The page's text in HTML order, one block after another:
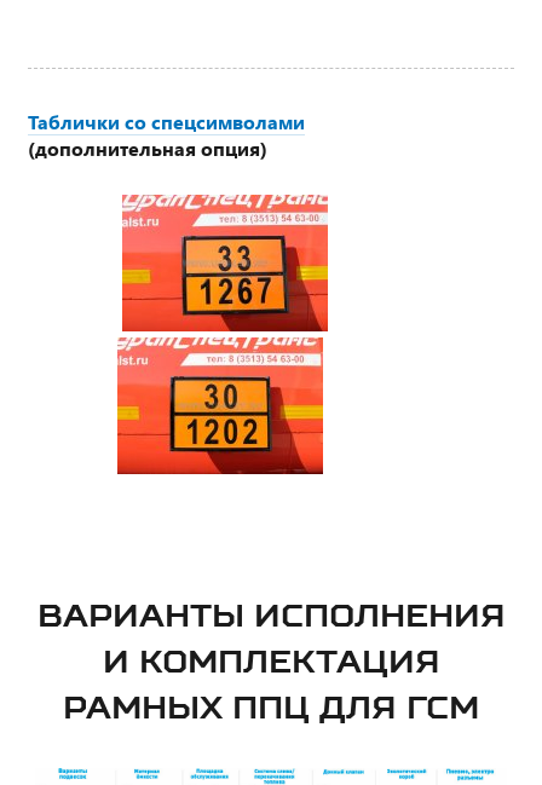
Таблички со спецсимволами
(дополнительная опция)
ВАРИАНТЫ ИСПОЛНЕНИЯ
И КОМПЛЕКТАЦИЯ
РАМНЫХ ППЦ ДЛЯ ГСМ